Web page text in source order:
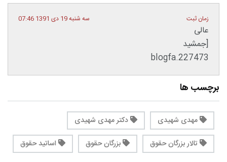
زمان ثبت سه شنبه 19 دی 1391 07:46
عالی
[جمشید
blogfa.227473
برچسب ها
مهدی شهیدی
دکتر مهدی شهیدی
تالار بزرگان حقوق
بزرگان حقوق اساتید حقوق